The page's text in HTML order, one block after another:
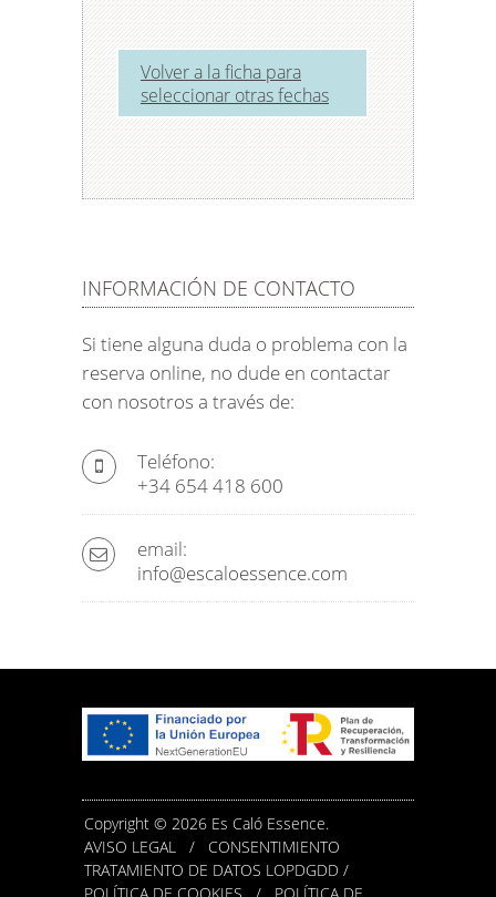
Volver a la ficha para
seleccionar otras fechas
INFORMACIÓN DE CONTACTO
Si tiene alguna duda o problema con la
reserva online, no dude en contactar
con nosotros a través de:
Teléfono:
+34 654 418 600
email:
info@escaloessence.com
Copyright © 2026 Es Caló Essence.
AVISO LEGAL
/ CONSENTIMIENTO
TRATAMIENTO DE DATOS LOPDGDD /
POLÍTICA DE COOKIES / POLÍTICA DE